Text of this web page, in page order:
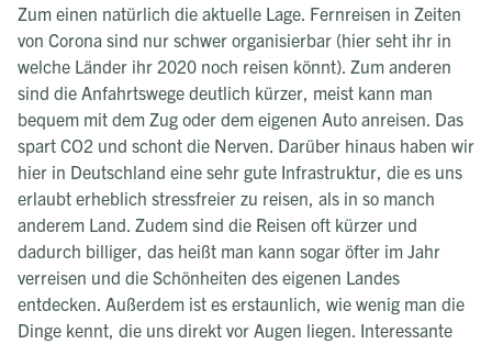
Zum einen natürlich die aktuelle Lage. Fernreisen in Zeiten
von Corona sind nur schwer organisierbar (hier seht ihr in
welche Länder ihr 2020 noch reisen könnt). Zum anderen
sind die Anfahrtswege deutlich kürzer, meist kann man
bequem mit dem Zug oder dem eigenen Auto anreisen. Das
spart CO2 und schont die Nerven. Darüber hinaus haben wir
hier in Deutschland eine sehr gute Infrastruktur, die es uns
erlaubt erheblich stressfreier zu reisen, als in so manch
anderem Land. Zudem sind die Reisen oft kürzer und
dadurch billiger, das heißt man kann sogar öfter im Jahr
verreisen und die Schönheiten des eigenen Landes
entdecken. Außerdem ist es erstaunlich, wie wenig man die
Dinge kennt, die uns direkt vor Augen liegen. Interessante